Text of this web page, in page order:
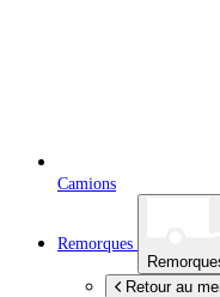
Camions
Remorques
Retour au